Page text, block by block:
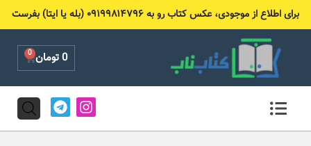
برای اطلاع از موجودی، عکس کتاب رو به ۰۹۱۹۹۸۱۴۷۹۶ (بله یا ایتا) بفرست
0تومان 0
Cart
I
n
s
T
e
l